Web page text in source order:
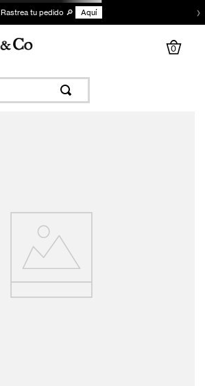
Rastrea tu pedido 🔎 Aquí ›
0